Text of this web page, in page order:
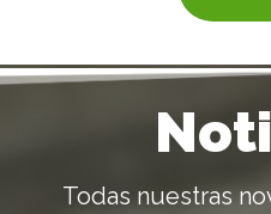
Todas nuestras